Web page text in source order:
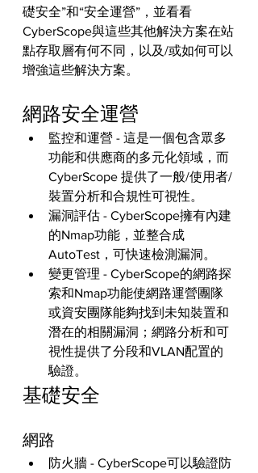
礎安全”和“安全運營”，並看看
CyberScope與這些其他解決方案在站
點存取層有何不同，以及/或如何可以
增強這些解決方案。
網路安全運營
監控和運營 - 這是一個包含眾多
功能和供應商的多元化領域，而
CyberScope 提供了一般/使用者/
裝置分析和合規性可視性。
漏洞評估 - CyberScope擁有內建
的Nmap功能，並整合成
AutoTest，可快速檢測漏洞。
變更管理 - CyberScope的網路探
索和Nmap功能使網路運營團隊
或資安團隊能夠找到未知裝置和
潛在的相關漏洞；網路分析和可
視性提供了分段和VLAN配置的
驗證。
基礎安全
網路
防火牆 - CyberScope可以驗證防